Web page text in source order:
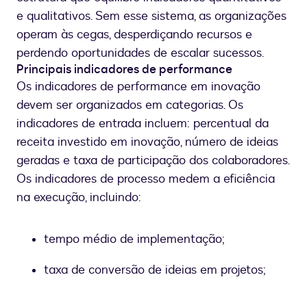
e qualitativos. Sem esse sistema, as organizações
operam às cegas, desperdiçando recursos e
perdendo oportunidades de escalar sucessos.
Principais indicadores de performance
Os indicadores de performance em inovação
devem ser organizados em categorias. Os
indicadores de entrada incluem: percentual da
receita investido em inovação, número de ideias
geradas e taxa de participação dos colaboradores.
Os indicadores de processo medem a eficiência
na execução, incluindo:
tempo médio de implementação;
taxa de conversão de ideias em projetos;